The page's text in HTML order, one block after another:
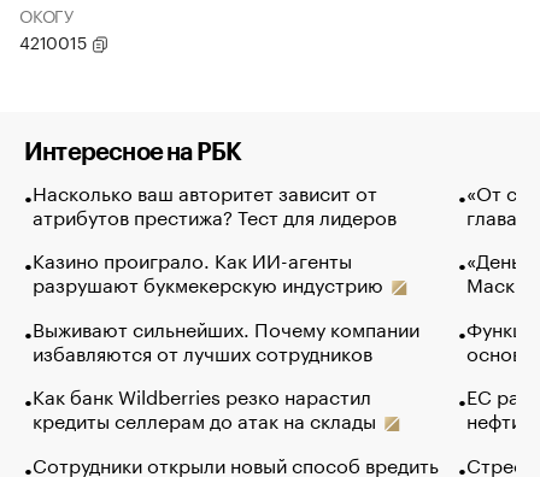
ОКОГУ
4210015
Интересное на РБК
Насколько ваш авторитет зависит от
атрибутов престижа? Тест для лидеров
Казино проиграло. Как ИИ-агенты
разрушают букмекерскую индустрию
Выживают сильнейших. Почему компании
избавляются от лучших сотрудников
Как банк Wildberries резко нарастил
кредиты селлерам до атак на склады
Сотрудники открыли новый способ вредить
«От
глава
Маск в
основ
ЕС
нефти